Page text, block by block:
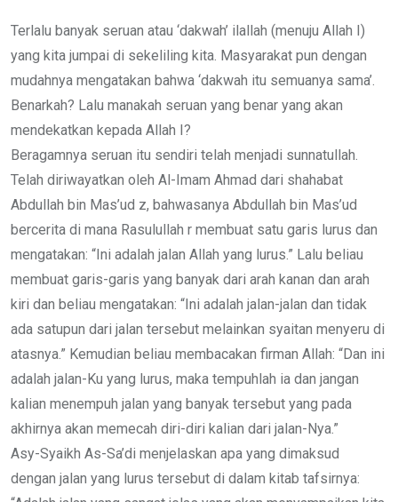
Terlalu banyak seruan atau ‘dakwah’ ilallah (menuju Allah I)
yang kita jumpai di sekeliling kita. Masyarakat pun dengan
mudahnya mengatakan bahwa ‘dakwah itu semuanya sama’.
Benarkah? Lalu manakah seruan yang benar yang akan
mendekatkan kepada Allah I?
Beragamnya seruan itu sendiri telah menjadi sunnatullah.
Telah diriwayatkan oleh Al-Imam Ahmad dari shahabat
Abdullah bin Mas’ud z, bahwasanya Abdullah bin Mas’ud
bercerita di mana Rasulullah r membuat satu garis lurus dan
mengatakan: “Ini adalah jalan Allah yang lurus.” Lalu beliau
membuat garis-garis yang banyak dari arah kanan dan arah
kiri dan beliau mengatakan: “Ini adalah jalan-jalan dan tidak
ada satupun dari jalan tersebut melainkan syaitan menyeru di
atasnya.” Kemudian beliau membacakan firman Allah: “Dan ini
adalah jalan-Ku yang lurus, maka tempuhlah ia dan jangan
kalian menempuh jalan yang banyak tersebut yang pada
akhirnya akan memecah diri-diri kalian dari jalan-Nya.”
Asy-Syaikh As-Sa’di menjelaskan apa yang dimaksud
dengan jalan yang lurus tersebut di dalam kitab tafsirnya: